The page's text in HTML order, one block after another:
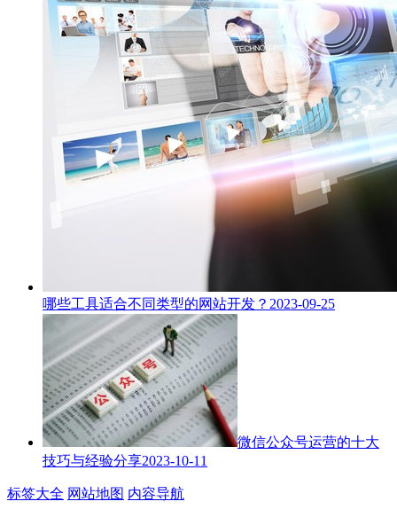
哪些工具适合不同类型的网站开发？ 2023-09-25
微信公众号运营的十大
技巧与经验分享2023-10-11
标签大全 网站地图 内容导航